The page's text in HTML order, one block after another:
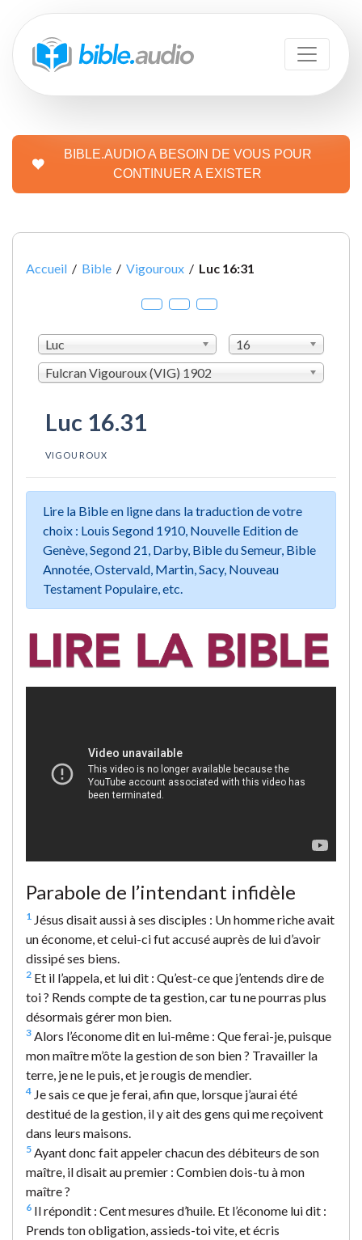
BIBLE.AUDIO A BESOIN DE VOUS POUR
CONTINUER A EXISTER
Accueil / Bible / Vigouroux / Luc 16:31
Luc
16
Fulcran Vigouroux (VIG) 1902
Luc 16.31
VIGOUROUX
Lire la Bible en ligne dans la traduction de votre
choix : Louis Segond 1910, Nouvelle Edition de
Genève, Segond 21, Darby, Bible du Semeur, Bible
Annotée, Ostervald, Martin, Sacy, Nouveau
Testament Populaire, etc.
Parabole de l’intendant infidèle
1 Jésus disait aussi à ses disciples : Un homme riche avait
un économe, et celui-ci fut accusé auprès de lui d’avoir
dissipé ses biens.
2 Et il l’appela, et lui dit : Qu’est-ce que j’entends dire de
toi ? Rends compte de ta gestion, car tu ne pourras plus
désormais gérer mon bien.
3 Alors l’économe dit en lui-même : Que ferai-je, puisque
mon maître m’ôte la gestion de son bien ? Travailler la
terre, je ne le puis, et je rougis de mendier.
4 Je sais ce que je ferai, afin que, lorsque j’aurai été
destitué de la gestion, il y ait des gens qui me reçoivent
dans leurs maisons.
5 Ayant donc fait appeler chacun des débiteurs de son
maître, il disait au premier : Combien dois-tu à mon
maître ?
6 Il répondit : Cent mesures d’huile. Et l’économe lui dit :
Prends ton obligation, assieds-toi vite, et écris